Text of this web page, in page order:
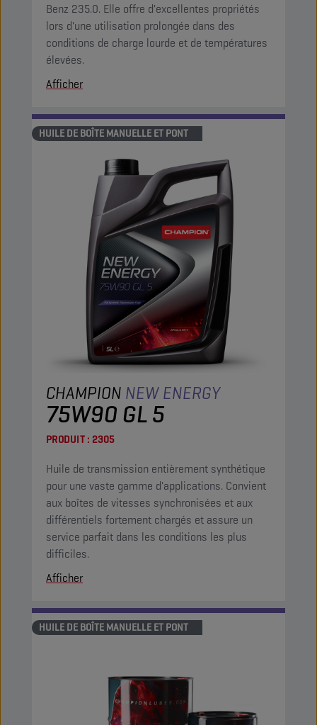
Benz 235.0. Elle offre d'excellentes propriétés
lors d'une utilisation prolongée dans des
conditions de charge lourde et de températures
élevées.
Afficher
HUILE DE BOÎTE MANUELLE ET PONT
CHAMPION NEW ENERGY
75W90 GL 5
PRODUIT : 2305
Huile de transmission entièrement synthétique
pour une vaste gamme d'applications. Convient
aux boîtes de vitesses synchronisées et aux
différentiels fortement chargés et assure un
service parfait dans les conditions les plus
difficiles.
Afficher
HUILE DE BOÎTE MANUELLE ET PONT